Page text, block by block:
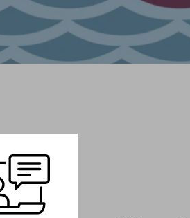
utilisez !